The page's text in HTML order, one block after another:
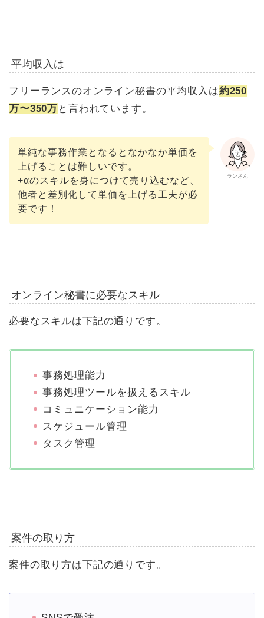
平均収入は
フリーランスのオンライン秘書の平均収入は約250
万〜350万 と言われています。
ランさん
単純な事務作業となるとなかなか単価を
上げることは難しいです。
+αのスキルを身につけて売り込むなど、
他者と差別化して単価を上げる工夫が必
要です！
オンライン秘書に必要なスキル
必要なスキルは下記の通りです。
事務処理能力
事務処理ツールを扱えるスキル
コミュニケーション能力
スケジュール管理
タスク管理
案件の取り方
案件の取り方は下記の通りです。